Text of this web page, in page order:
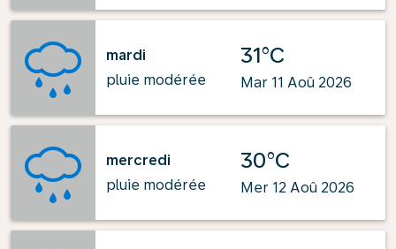
mardi
pluie modérée
31°C
Mar 11 Aoû 2026
mercredi
pluie modérée
30°C
Mer 12 Aoû 2026